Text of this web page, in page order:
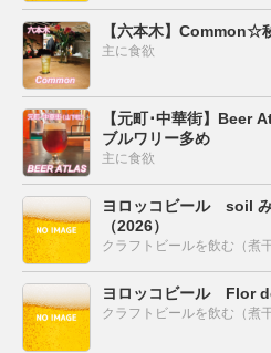
【六本木】Common☆
主に食欲
【元町･中華街】Beer
ブルワリー多め
主に食欲
ヨロッコビール soil
（2026）
クラフトビールを飲む（煮
ヨロッコビール Flor
クラフトビールを飲む（煮